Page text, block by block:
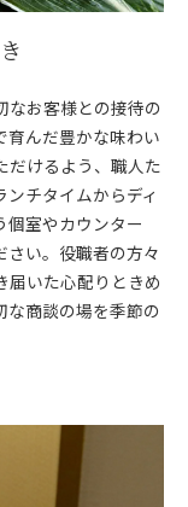
なお客様との接待の
育んだ豊かな味わい
だけるよう、職人た
チタイムからディ
個室やカウンター
さい。役職者の方々
届いた心配りときめ
商談の場を季節の